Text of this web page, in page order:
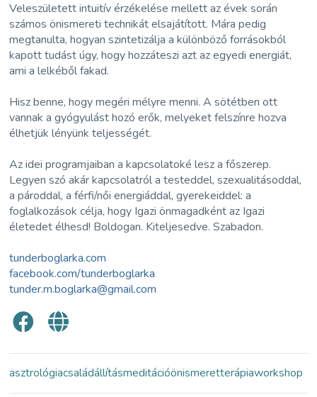
Veleszületett intuitív érzékelése mellett az évek során
számos önismereti technikát elsajátított. Mára pedig
megtanulta, hogyan szintetizálja a különböző forrásokból
kapott tudást úgy, hogy hozzáteszi azt az egyedi energiát,
ami a lelkéből fakad.
Hisz benne, hogy megéri mélyre menni. A sötétben ott
vannak a gyógyulást hozó erők, melyeket felszínre hozva
élhetjük lényünk teljességét.
Az idei programjaiban a kapcsolatoké lesz a főszerep.
Legyen szó akár kapcsolatról a testeddel, szexualitásoddal,
a pároddal, a férfi/női energiáddal, gyerekeiddel: a
foglalkozások célja, hogy Igazi önmagadként az Igazi
életedet élhesd! Boldogan. Kiteljesedve. Szabadon.
tunderboglarka.com
facebook.com/tunderboglarka
tunder.m.boglarka@gmail.com
asztrológiacsaládállításmeditációönismeretterápiaworkshop